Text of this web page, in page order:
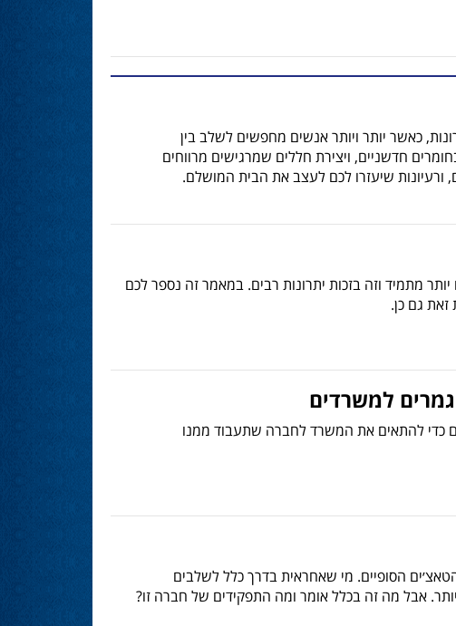
כאשר יותר ויותר אנשים מחפשים לשלב בין
חדשניים, ויצירת חללים שמרגישים מרווחים
ורעיונות שיעזרו לכם לעצב את הבית המושלם.
מתמיד וזה בזכות יתרונות רבים. במאמר זה נספר לכם
גם כן.
למשרדים
כדי להתאים את המשרד לחברה שתעבוד ממנו
הסופיים. מי שאחראית בדרך כלל לשלבים
אבל מה זה בכלל אומר ומה התפקידים של חברה זו?